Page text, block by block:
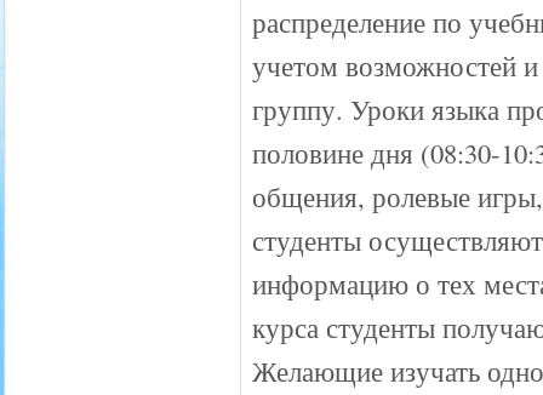
распределение по
учетом возможностей
группу. Уроки языка
половине дня (08:30-
общения, ролевые
студенты
информацию о тех
курса студенты
Желающие изучать